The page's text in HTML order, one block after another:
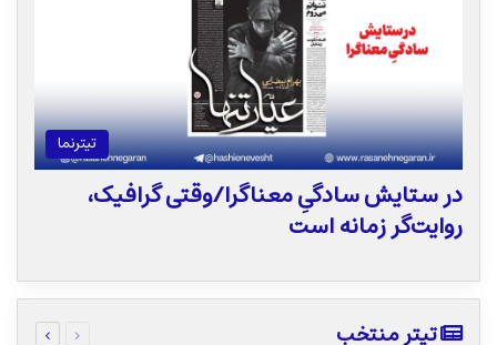
تیترنما
در ستایش سادگیِ معناگرا/وقتی گرافیک،
روایت‌گر زمانه است
تیتر منتخب
صفحه